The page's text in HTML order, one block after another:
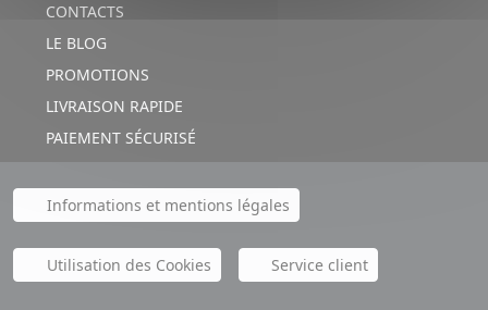
CONTACTS
LE BLOG
PROMOTIONS
LIVRAISON RAPIDE
PAIEMENT SÉCURISÉ
Informations et mentions légales
Utilisation des Cookies Service client